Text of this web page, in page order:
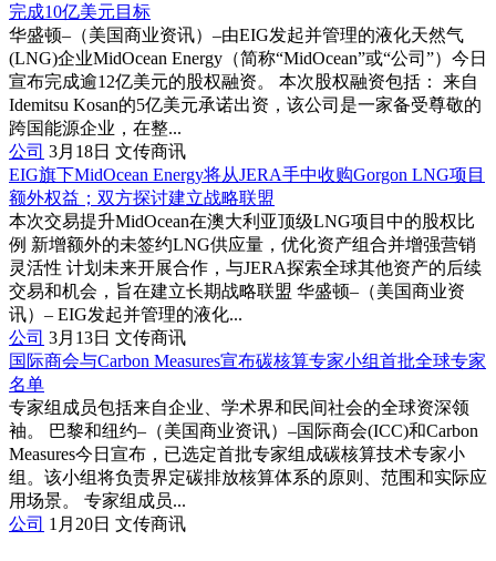
完成10亿美元目标
华盛顿–（美国商业资讯）–由EIG发起并管理的液化天然气
(LNG)企业MidOcean Energy（简称“MidOcean”或“公司”）今日
宣布完成逾12亿美元的股权融资。 本次股权融资包括： 来自
Idemitsu Kosan的5亿美元承诺出资，该公司是一家备受尊敬的
跨国能源企业，在整...
公司 3月18日 文传商讯
EIG旗下MidOcean Energy将从JERA手中收购Gorgon LNG项目
额外权益；双方探讨建立战略联盟
本次交易提升MidOcean在澳大利亚顶级LNG项目中的股权比
例 新增额外的未签约LNG供应量，优化资产组合并增强营销
灵活性 计划未来开展合作，与JERA探索全球其他资产的后续
交易和机会，旨在建立长期战略联盟 华盛顿–（美国商业资
讯）– EIG发起并管理的液化...
公司 3月13日 文传商讯
国际商会与Carbon Measures宣布碳核算专家小组首批全球专家
名单
专家组成员包括来自企业、学术界和民间社会的全球资深领
袖。 巴黎和纽约–（美国商业资讯）–国际商会(ICC)和Carbon
Measures今日宣布，已选定首批专家组成碳核算技术专家小
组。该小组将负责界定碳排放核算体系的原则、范围和实际应
用场景。 专家组成员...
公司 1月20日 文传商讯